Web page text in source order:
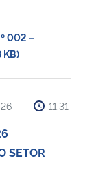
002 –
KB)
11:31
SETOR